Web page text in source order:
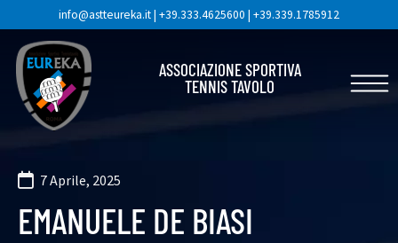
info@astteureka.it| +39.333.4625600 | +39.339.1785912
ASSOCIAZIONE SPORTIVA
TENNIS TAVOLO
7 Aprile, 2025
EMANUELE DE BIASI